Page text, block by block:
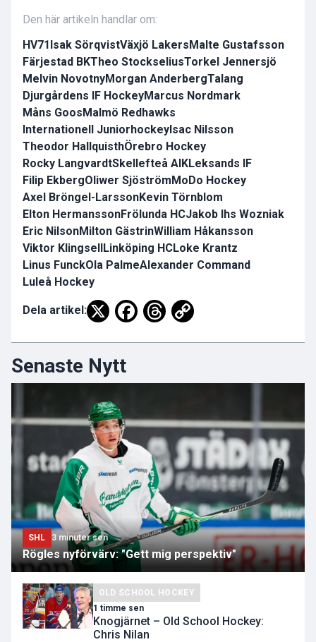
Den här artikeln handlar om:
HV71 Isak SörqvistVäxjö Lakers Malte Gustafsson
Färjestad BKTheo StockseliusTorkel Jennersjö
Melvin NovotnyMorgan AnderbergTalang
Djurgårdens IF HockeyMarcus Nordmark
Måns Goos Malmö Redhawks
Internationell Juniorhockey Isac Nilsson
Theodor HallquisthÖrebro Hockey
Rocky LangvardtSkellefteå AIKLeksands IF
Filip EkbergOliwer Sjöström MoDo Hockey
Axel Bröngel-LarssonKevin Törnblom
Elton HermanssonFrölunda HCJakob Ihs Wozniak
Eric NilsonMilton GästrinWilliam Håkansson
Viktor Klingsell
Linköping HCLoke Krantz
Linus FunckOla PalmeAlexander Command
Luleå Hockey
Dela artikel:
Senaste Nytt
SHL 3 minuter sen
Rögles nyförvärv: "Gett mig perspektiv"
OLD SCHOOL HOCKEY
1 timme sen
Knogjärnet – Old School Hockey:
Chris Nilan